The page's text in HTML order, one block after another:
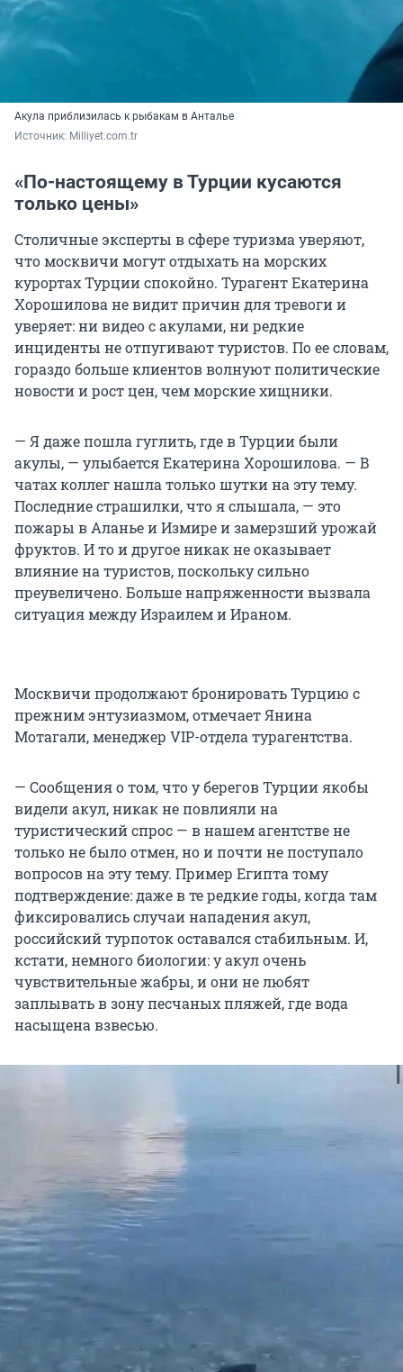
Акула приблизилась к рыбакам в Анталье
Источник: Milliyet.com.tr
«По-настоящему в Турции кусаются
только цены»
Столичные эксперты в сфере туризма уверяют,
что москвичи могут отдыхать на морских
курортах Турции спокойно. Турагент Екатерина
Хорошилова не видит причин для тревоги и
уверяет: ни видео с акулами, ни редкие
инциденты не отпугивают туристов. По ее словам,
гораздо больше клиентов волнуют политические
новости и рост цен, чем морские хищники.
— Я даже пошла гуглить, где в Турции были
акулы, — улыбается Екатерина Хорошилова. — В
чатах коллег нашла только шутки на эту тему.
Последние страшилки, что я слышала, — это
пожары в Аланье и Измире и замерзший урожай
фруктов. И то и другое никак не оказывает
влияние на туристов, поскольку сильно
преувеличено. Больше напряженности вызвала
ситуация между Израилем и Ираном.
Москвичи продолжают бронировать Турцию с
прежним энтузиазмом, отмечает Янина
Мотагали, менеджер VIP-отдела турагентства.
— Сообщения о том, что у берегов Турции якобы
видели акул, никак не повлияли на
туристический спрос — в нашем агентстве не
только не было отмен, но и почти не поступало
вопросов на эту тему. Пример Египта тому
подтверждение: даже в те редкие годы, когда там
фиксировались случаи нападения акул,
российский турпоток оставался стабильным. И,
кстати, немного биологии: у акул очень
чувствительные жабры, и они не любят
заплывать в зону песчаных пляжей, где вода
насыщена взвесью.